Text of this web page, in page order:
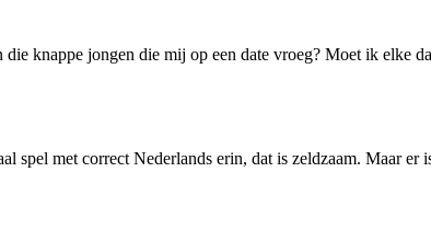
knappe jongen die mij op een date vroeg? Moet ik elke
spel met correct Nederlands erin, dat is zeldzaam. Maar er